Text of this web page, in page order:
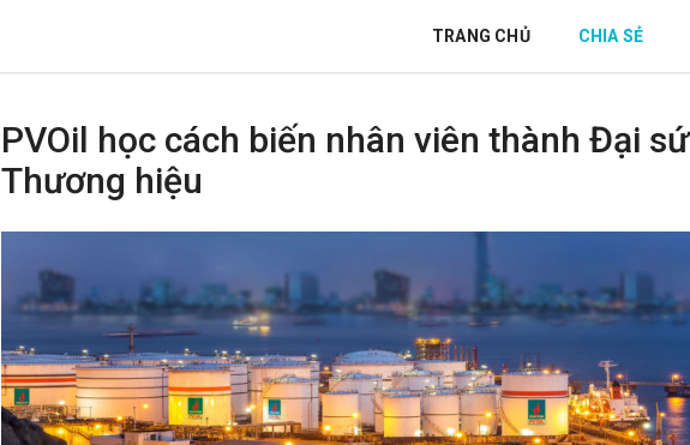
TRANG CHỦ CHIA SẺ
PVOil học cách biến nhân viên thành Đại sứ
Thương hiệu